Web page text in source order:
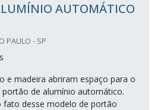
AUTOMÁTICO
PAULO - SP
e madeira abriram espaço para o
de alumínio automático.
fato desse modelo de portão